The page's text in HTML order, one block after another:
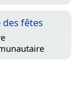
des fêtes